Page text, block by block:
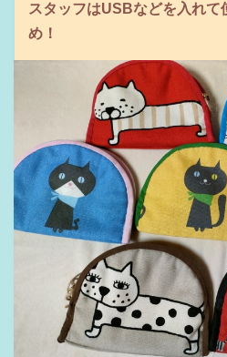
スタッフはUSBなどを入れて
め！